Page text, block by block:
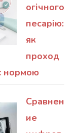
огічного
песарію:
як
проход
нормою
Сравнен
ие